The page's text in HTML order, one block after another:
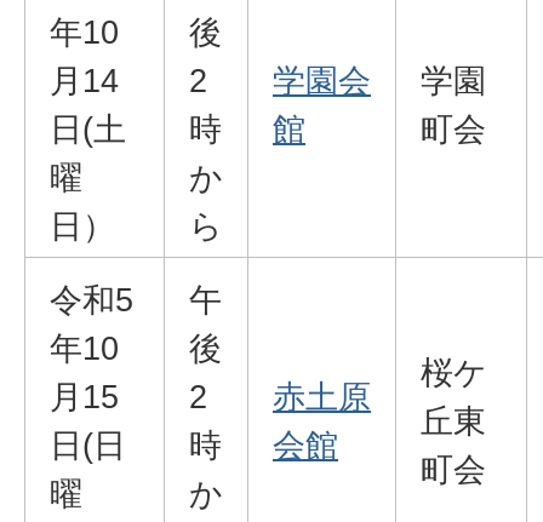
年10
月14
日(土
曜
日）
後
2
時
か
ら
学園会
館
学園
町会
令和5
年10
月15
日(日
曜
午
後
2
時
か
赤土原
会館
桜ケ
丘東
町会